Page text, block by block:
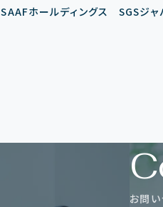
SAAFホールディングス SGSジャ
C
お問 い